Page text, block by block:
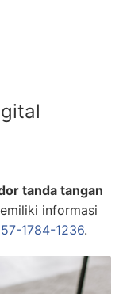
tanda tangan
informasi
1784-1236.